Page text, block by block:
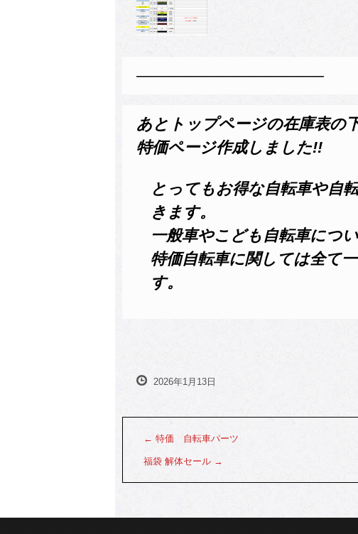
————————————
あとトップページの在庫表の
特価ページ作成しました!!
とってもお得な自転車や自
きます。
一般車やこども自転車につ
特価自転車に関しては全て
す。
2026年1月13日
← 特価 自転車パーツ
福袋 解体セール →